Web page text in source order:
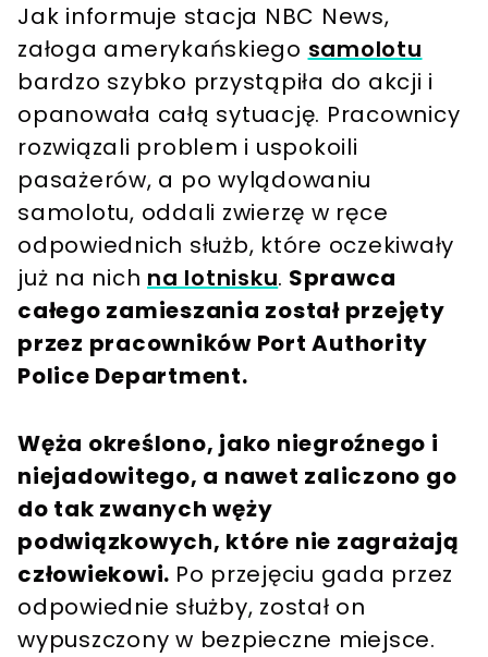
Jak informuje stacja NBC News,
załoga amerykańskiego samolotu
bardzo szybko przystąpiła do akcji i
opanowała całą sytuację. Pracownicy
rozwiązali problem i uspokoili
pasażerów, a po wylądowaniu
samolotu, oddali zwierzę w ręce
odpowiednich służb, które oczekiwały
już na nich na lotnisku. Sprawca
całego zamieszania został przejęty
przez pracowników Port Authority
Police Department.
Węża określono, jako niegroźnego i
niejadowitego, a nawet zaliczono go
do tak zwanych węży
podwiązkowych, które nie zagrażają
człowiekowi. Po przejęciu gada przez
odpowiednie służby, został on
wypuszczony w bezpieczne miejsce.